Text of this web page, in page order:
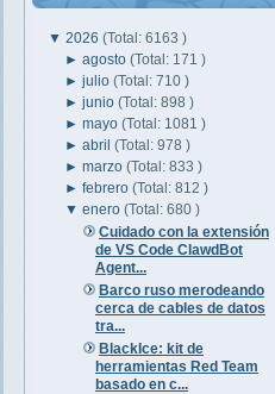
▼ 2026 (Total: 6163 )
►agosto(Total: 171 )
►julio(Total: 710 )
►junio(Total: 898 )
►mayo(Total: 1081 )
►abril(Total: 978 )
►marzo(Total: 833 )
►febrero(Total: 812 )
▼enero(Total: 680 )
Cuidado con la extensión
de VS Code ClawdBot
Agent...
Barco ruso merodeando
cerca de cables de datos
tra...
BlackIce: kit de
herramientas Red Team
basado en c...